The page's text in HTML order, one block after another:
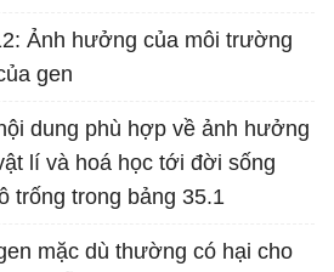
Ảnh hưởng của môi trường
gen
dung phù hợp về ảnh hưởng
lí và hoá học tới đời sống
trống trong bảng 35.1
mặc dù thường có hại cho